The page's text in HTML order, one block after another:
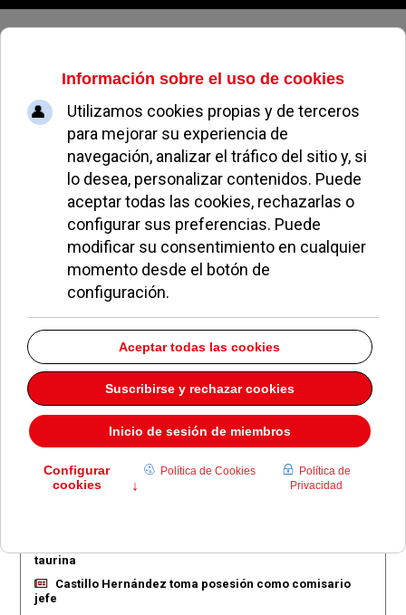
Jueves, 06 de agosto de 2026
Europa-20
Dirección: AVDA. Europa 20
Pozuelo de Alarcón
Madrid
28224
Teléfono: 917152121
Descargar la información como:
EN PORTADA
Pozuelo aprueba las 775 viviendas de Huerta Grande
taurina
Castillo Hernández toma posesión como comisario
jefe